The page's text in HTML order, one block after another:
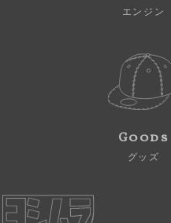
エンジン
Goods
グッズ